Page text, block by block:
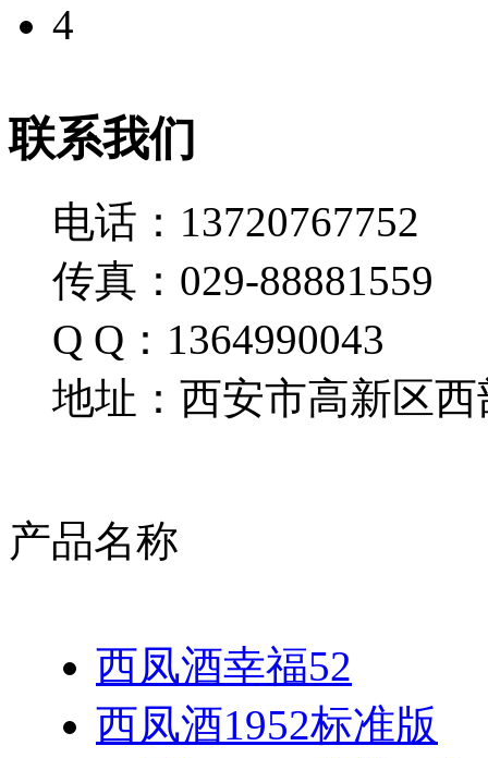
4
联系我们
电话：13720767752
传真：029-88881559
Q Q：1364990043
地址：西安市高新区西
产品名称
西凤酒幸福52
西凤酒1952标准版